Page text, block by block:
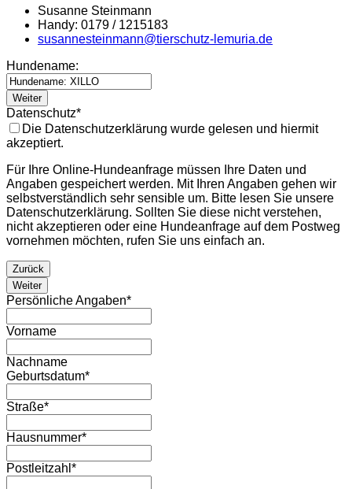
Susanne Steinmann
Handy: 0179 / 1215183
susannesteinmann@tierschutz-lemuria.de
Hundename:
Weiter
Datenschutz*
Die Datenschutzerklärung wurde gelesen und hiermit
akzeptiert.
Für Ihre Online-Hundeanfrage müssen Ihre Daten und
Angaben gespeichert werden. Mit Ihren Angaben gehen wir
selbstverständlich sehr sensible um. Bitte lesen Sie unsere
Datenschutzerklärung. Sollten Sie diese nicht verstehen,
nicht akzeptieren oder eine Hundeanfrage auf dem Postweg
vornehmen möchten, rufen Sie uns einfach an.
Zurück
Weiter
Persönliche Angaben*
Vorname
Nachname
Geburtsdatum*
Straße*
Hausnummer*
Postleitzahl *